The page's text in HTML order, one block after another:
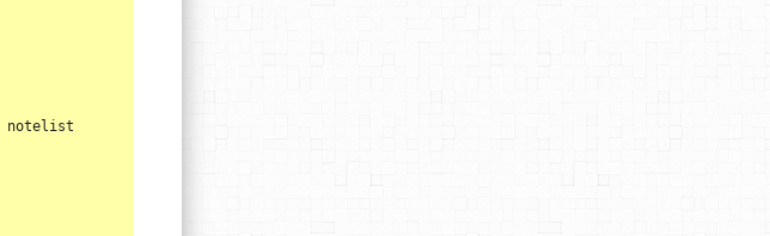
notelist